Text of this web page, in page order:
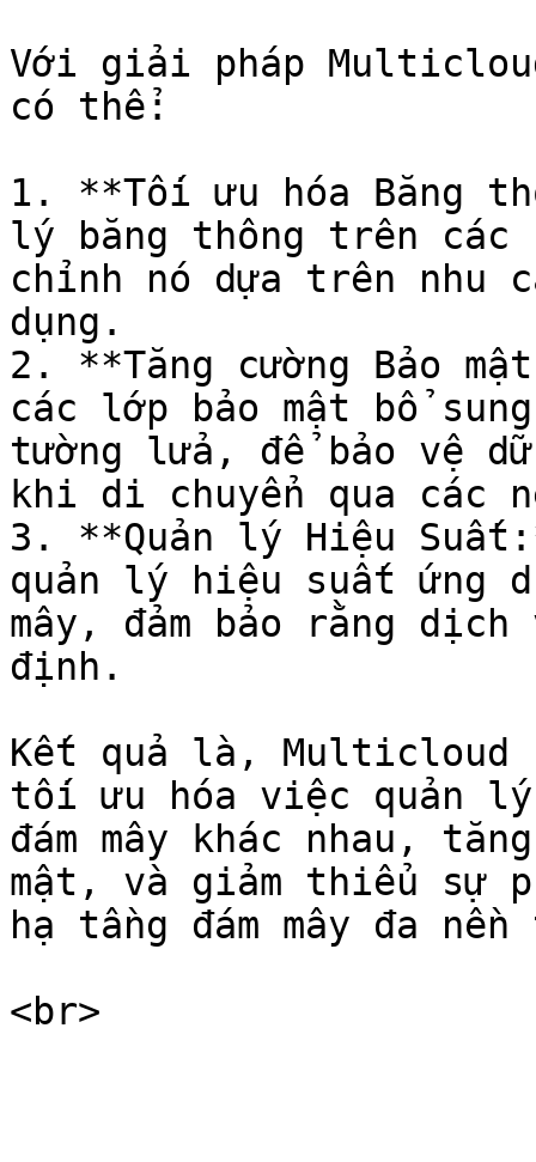
Với giải pháp
có thể:
1. **Tối ưu hóa Băng
lý băng thông trên các
chỉnh nó dựa trên nhu
dụng.
2. **Tăng cường Bảo
các lớp bảo mật bổ
tường lửa, để bảo vệ
khi di chuyển qua các
3. **Quản lý Hiệu
quản lý hiệu suất ứng
mây, đảm bảo rằng
định.
Kết quả là, Multicloud
tối ưu hóa việc quản lý
đám mây khác nhau,
mật, và giảm thiểu sự
hạ tầng đám mây đa